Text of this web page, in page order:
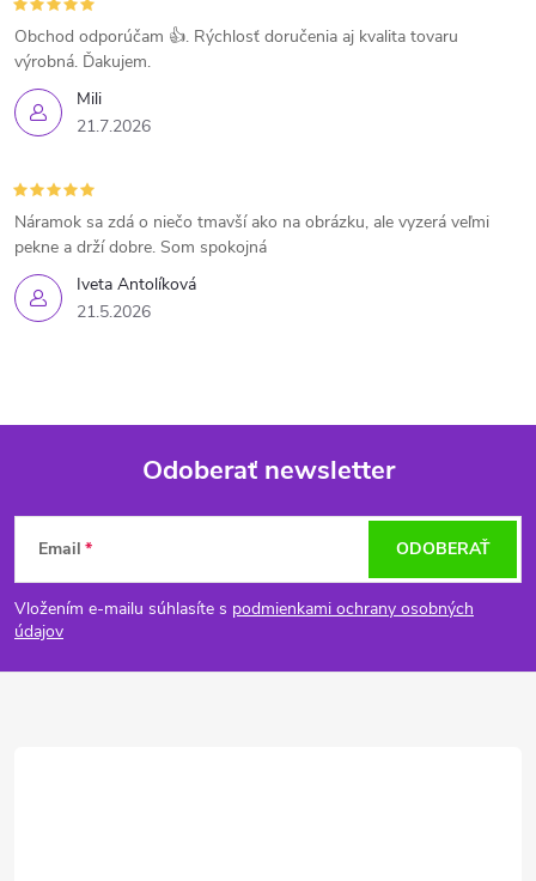
Mili
21.7.2026
Obchod odporúčam 👍. Rýchlosť doručenia aj kvalita tovaru
výrobná. Ďakujem.
Iveta Antolíková
21.5.2026
Náramok sa zdá o niečo tmavší ako na obrázku, ale vyzerá veľmi
pekne a drží dobre. Som spokojná
Z
á
p
Odoberať newsletter
Email
Vložením e-mailu súhlasíte s podmienkami ochrany osobných
údajov
ODOBERAŤ